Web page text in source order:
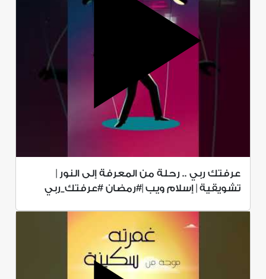
عرفتك ربي .. رحلة من المعرفة إلى النور |
تشويقية | إسلام ويب |#رمضان #عرفتك_ربي